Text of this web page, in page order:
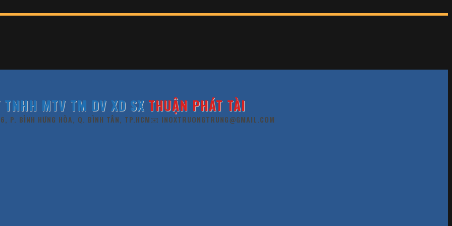
TNHH MTV TM DV XD SX THUẬN PHÁT TÀI
P. BÌNH HƯNG HÒA, Q. BÌNH TÂN, TP.HCM✉️ INOXTRUONGTRUNG@GMAIL.COM